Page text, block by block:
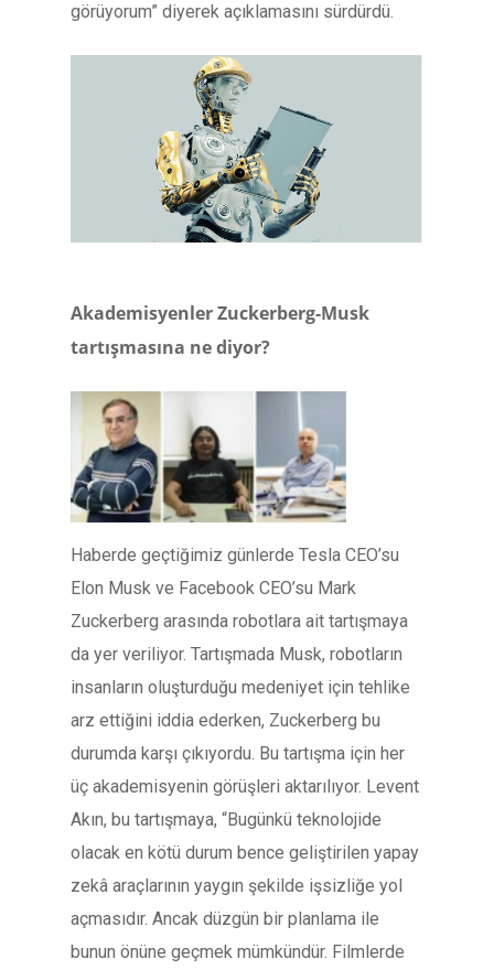
görüyorum” diyerek açıklamasını sürdürdü.
Akademisyenler Zuckerberg-Musk
tartışmasına ne diyor?
Haberde geçtiğimiz günlerde Tesla CEO’su
Elon Musk ve Facebook CEO’su Mark
Zuckerberg arasında robotlara ait tartışmaya
da yer veriliyor. Tartışmada Musk, robotların
insanların oluşturduğu medeniyet için tehlike
arz ettiğini iddia ederken, Zuckerberg bu
durumda karşı çıkıyordu. Bu tartışma için her
üç akademisyenin görüşleri aktarılıyor. Levent
Akın, bu tartışmaya, “Bugünkü teknolojide
olacak en kötü durum bence geliştirilen yapay
zekâ araçlarının yaygın şekilde işsizliğe yol
açmasıdır. Ancak düzgün bir planlama ile
bunun önüne geçmek mümkündür. Filmlerde